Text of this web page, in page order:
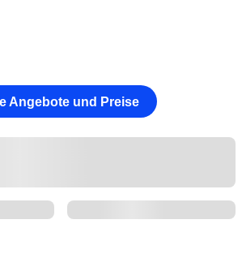
Angebote und Preise